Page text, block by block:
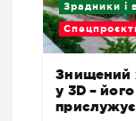
Зрадники і
Знищений
у 3D –